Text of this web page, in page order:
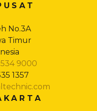
No.3A
Timur
534 9000
1357